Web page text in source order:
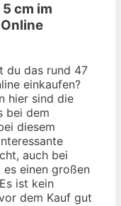
cm im
du das rund 47
einkaufen?
hier sind die
bei dem
diesem
auch bei
einen großen
ist kein
dem Kauf gut